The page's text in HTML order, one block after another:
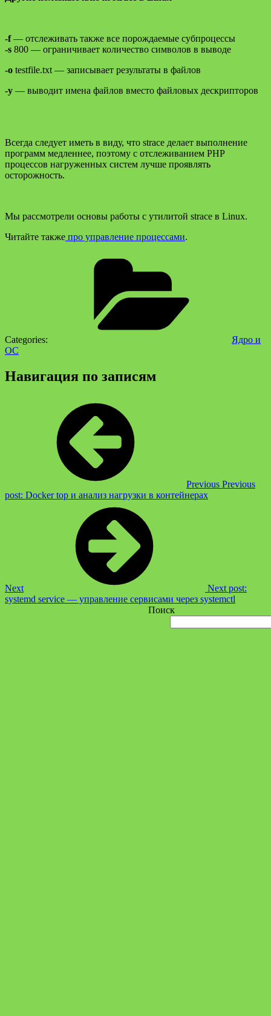
-f— отслеживать также все порождаемые субпроцессы
-s 800 — ограничивает количество символов в выводе
-o testfile.txt — записывает результаты в файлов
-y — выводит имена файлов вместо файловых дескрипторов
Всегда следует иметь в виду, что strace делает выполнение
программ медленнее, поэтому с отслеживанием PHP
процессов нагруженных систем лучше проявлять
осторожность.
Мы рассмотрели основы работы с утилитой strace в Linux.
Читайте также про управление процессами.
Categories:
Ядро и
ОС
Навигация по записям
Previous Previous
post: Docker top и анализ нагрузки в контейнерах
Next
Next post:
systemd service — управление сервисами через systemctl
Поиск